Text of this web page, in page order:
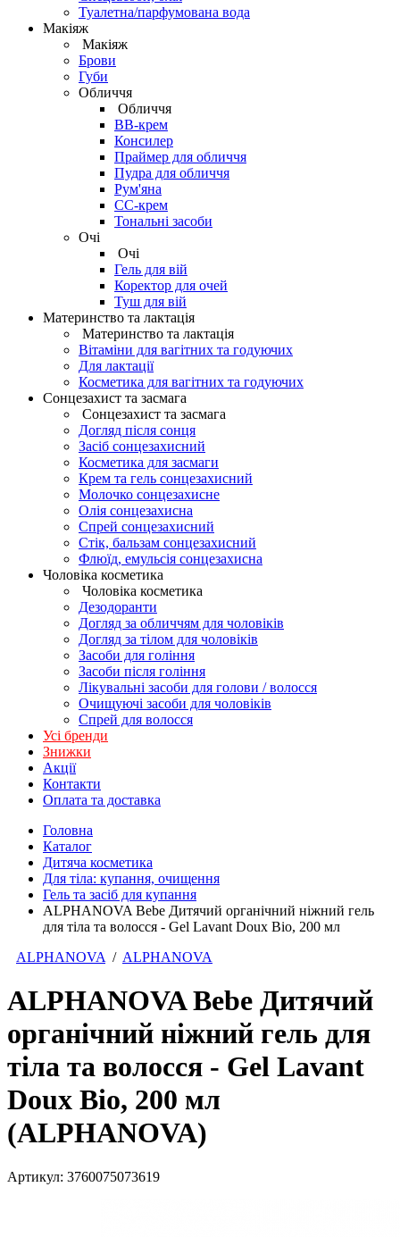
Туалетна/парфумована вода
Макіяж
Макіяж
Брови
Губи
Обличчя
Обличчя
BB-крем
Консилер
Праймер для обличчя
Пудра для обличчя
Рум'яна
СС-крем
Тональні засоби
Очі
Очі
Гель для вій
Коректор для очей
Туш для вій
Материнство та лактація
Материнство та лактація
Вітаміни для вагітних та годуючих
Для лактації
Косметика для вагітних та годуючих
Сонцезахист та засмага
Сонцезахист та засмага
Догляд після сонця
Засіб сонцезахисний
Косметика для засмаги
Крем та гель сонцезахисний
Молочко сонцезахисне
Олія сонцезахисна
Спрей сонцезахисний
Стік, бальзам сонцезахисний
Флюїд, емульсія сонцезахисна
Чоловіка косметика
Чоловіка косметика
Дезодоранти
Догляд за обличчям для чоловіків
Догляд за тілом для чоловіків
Засоби для гоління
Засоби після гоління
Лікувальні засоби для голови / волосся
Очищуючі засоби для чоловіків
Спрей для волосся
Усі бренди
Знижки
Акції
Контакти
Оплата та доставка
Головна
Каталог
Дитяча косметика
Для тіла: купання, очищення
Гель та засіб для купання
ALPHANOVA Bebe Дитячий органічний ніжний гель
для тіла та волосся - Gel Lavant Doux Bio, 200 мл
ALPHANOVA / ALPHANOVA
ALPHANOVA Bebe Дитячий
органічний ніжний гель для
тіла та волосся - Gel Lavant
Doux Bio, 200 мл
(ALPHANOVA)
Артикул: 3760075073619